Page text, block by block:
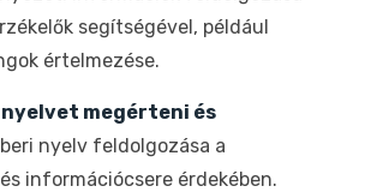
segítségével, például
értelmezése.
megérteni és
nyelv feldolgozása a
információcsere érdekében.